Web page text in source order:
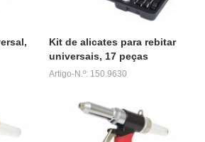
Kit de alicates para rebitar
universais, 17 peças
Artigo-N.º: 150.9630